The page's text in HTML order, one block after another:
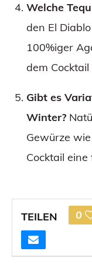
Welche
den El
100%iger
dem
Gibt es
Winter?
Gewürze
Cocktail
TEILEN 0